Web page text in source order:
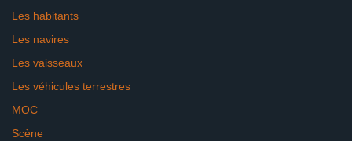
Les habitants
Les navires
Les vaisseaux
Les véhicules terrestres
MOC
Scène